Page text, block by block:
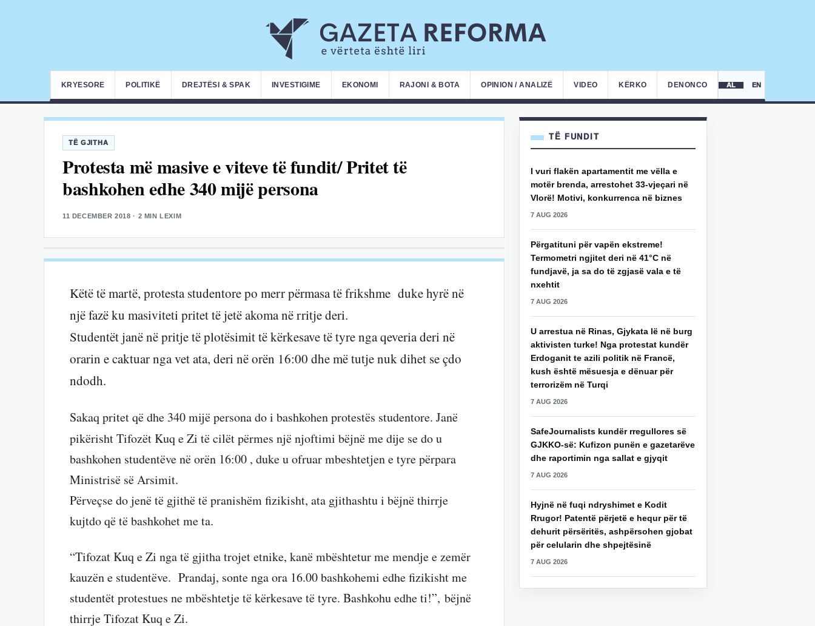
KRYESORE POLITIKË DREJTËSI & SPAK INVESTIGIME EKONOMI RAJONI & BOTA OPINION / ANALIZË VIDEO KËRKO DENONCO AL EN
TË GJITHA
Protesta më masive e viteve të fundit/ Pritet të
bashkohen edhe 340 mijë persona
11 DECEMBER 2018 · 2 MIN LEXIM
Këtë të martë, protesta studentore po merr përmasa të frikshme duke hyrë në
një fazë ku masiviteti pritet të jetë akoma në rritje deri.
Studentët janë në pritje të plotësimit të kërkesave të tyre nga qeveria deri në
orarin e caktuar nga vet ata, deri në orën 16:00 dhe më tutje nuk dihet se çdo
ndodh.
Sakaq pritet që dhe 340 mijë persona do i bashkohen protestës studentore. Janë
pikërisht Tifozët Kuq e Zi të cilët përmes një njoftimi bëjnë me dije se do u
bashkohen studentëve në orën 16:00 , duke u ofruar mbeshtetjen e tyre përpara
Ministrisë së Arsimit.
Përveçse do jenë të gjithë të pranishëm fizikisht, ata gjithashtu i bëjnë thirrje
kujtdo që të bashkohet me ta.
“Tifozat Kuq e Zi nga të gjitha trojet etnike, kanë mbështetur me mendje e zemër
kauzën e studentëve. Prandaj, sonte nga ora 16.00 bashkohemi edhe fizikisht me
studentët protestues ne mbështetje të kërkesave të tyre. Bashkohu edhe ti!”, bëjnë
thirrje Tifozat Kuq e Zi.
TË FUNDIT
I vuri flakën apartamentit me vëlla e
motër brenda, arrestohet 33-vjeçari në
Vlorë! Motivi, konkurrenca në biznes
7 AUG 2026
Përgatituni për vapën ekstreme!
Termometri ngjitet deri në 41°C në
fundjavë, ja sa do të zgjasë vala e të
nxehtit
7 AUG 2026
U arrestua në Rinas, Gjykata lë në burg
aktivisten turke! Nga protestat kundër
Erdoganit te azili politik në Francë,
kush është mësuesja e dënuar për
terrorizëm në Turqi
7 AUG 2026
SafeJournalists kundër rregullores së
GJKKO-së: Kufizon punën e gazetarëve
dhe raportimin nga sallat e gjyqit
7 AUG 2026
Hyjnë në fuqi ndryshimet e Kodit
Rrugor! Patentë përjetë e hequr për të
dehurit përsëritës, ashpërsohen gjobat
për celularin dhe shpejtësinë
7 AUG 2026